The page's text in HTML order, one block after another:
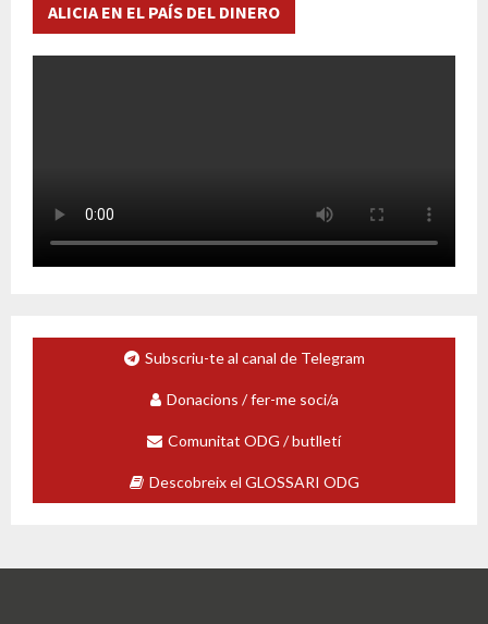
ALICIA EN EL PAÍS DEL DINERO
Subscriu-te al canal de Telegram
Donacions / fer-me soci/a
Comunitat ODG / butlletí
Descobreix el GLOSSARI ODG